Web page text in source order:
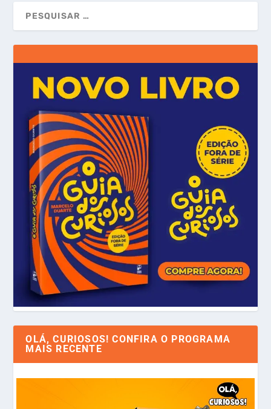
OLÁ, CURIOSOS! CONFIRA O PROGRAMA
MAIS RECENTE